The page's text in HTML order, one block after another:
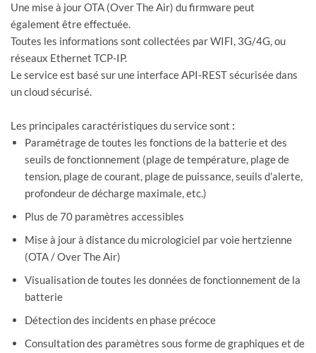
Une mise à jour OTA (Over The Air) du firmware peut
également être effectuée.
Toutes les informations sont collectées par WIFI, 3G/4G, ou
réseaux Ethernet TCP-IP.
Le service est basé sur une interface API-REST sécurisée dans
un cloud sécurisé.
Les principales caractéristiques du service sont :
Paramétrage de toutes les fonctions de la batterie et des
seuils de fonctionnement (plage de température, plage de
tension, plage de courant, plage de puissance, seuils d'alerte,
profondeur de décharge maximale, etc.)
Plus de 70 paramètres accessibles
Mise à jour à distance du micrologiciel par voie hertzienne
(OTA / Over The Air)
Visualisation de toutes les données de fonctionnement de la
batterie
Détection des incidents en phase précoce
Consultation des paramètres sous forme de graphiques et de